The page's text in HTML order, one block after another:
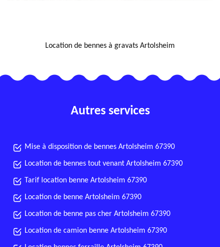
Location de bennes à gravats Artolsheim
Autres services
Mise à disposition de bennes Artolsheim 67390
Location de bennes tout venant Artolsheim 67390
Tarif location benne Artolsheim 67390
Location de benne Artolsheim 67390
Location de benne pas cher Artolsheim 67390
Location de camion benne Artolsheim 67390